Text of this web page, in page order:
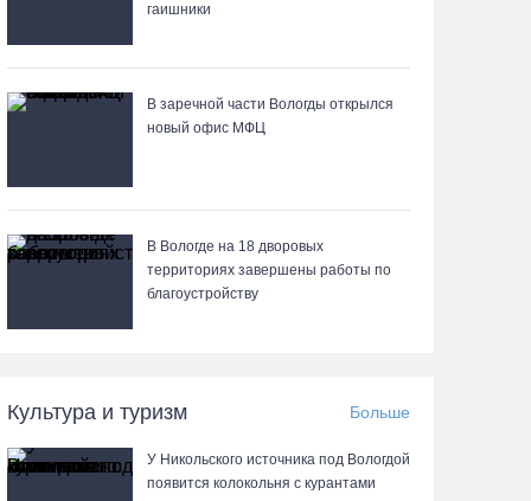
Петрозаводскую
В Бабаево уже более двух недель не могут
найти пропавшего 22-летнего юношу
06.08.26 / 17:18
Команда «Родники.Истоки» Олега Газманова
запишет народные песни Вологодчины
гаишники
В заречной части Вологды открылся
новый офис МФЦ
В Вологде на 18 дворовых
территориях завершены работы по
благоустройству
Культура и туризм Больше
У Никольского источника под Вологдой
появится колокольня с курантами